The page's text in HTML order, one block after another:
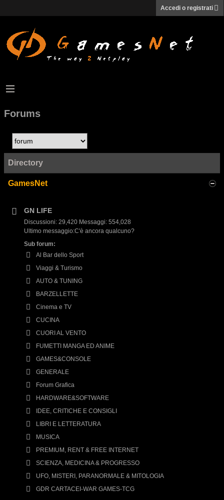
Accedi o registrati
Forums
Directory
GamesNet
GN LIFE
Discussioni: 29,420 Messaggi: 554,028
Ultimo messaggio:C'è ancora qualcuno?
Sub forum:
Al Bar dello Sport
Viaggi & Turismo
AUTO & TUNING
BARZELLETTE
Cinema e TV
CUCINA
CUORI AL VENTO
FUMETTI MANGA ED ANIME
GAMES&CONSOLE
GENERALE
Forum Grafica
HARDWARE&SOFTWARE
IDEE, CRITICHE E CONSIGLI
LIBRI E LETTERATURA
MUSICA
PREMIUM, RENT & FREE INTERNET
SCIENZA, MEDICINA & PROGRESSO
UFO, MISTERI, PARANORMALE & MITOLOGIA
GDR CARTACEI-WAR GAMES-TCG